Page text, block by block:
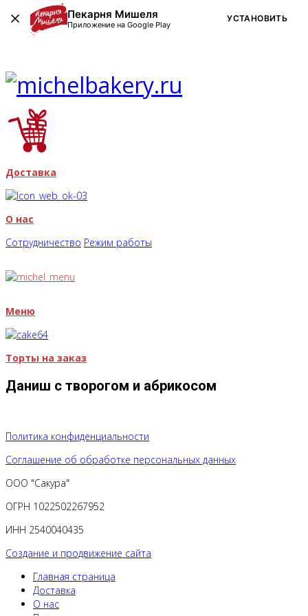
Доставка
О нас
Сотрудничество Режим работы
Меню
Торты на заказ
Даниш с творогом и абрикосом
Политика конфиденциальности
Соглашение об обработке персональных данных
ООО "Сакура"
ОГРН 1022502267952
ИНН 2540040435
Создание и продвижение сайта
Главная страница
Доставка
О нас
Пекарня Мишеля
Приложение на Google Play
УСТАНОВИТЬ